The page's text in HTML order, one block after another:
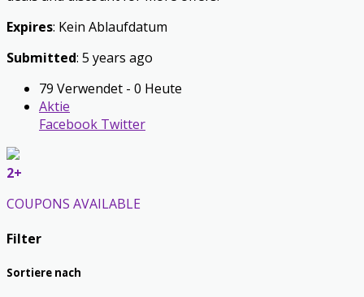
Expires: Kein Ablaufdatum
Submitted: 5 years ago
79 Verwendet - 0 Heute
Aktie
Facebook Twitter
2+
COUPONS AVAILABLE
Filter
Sortiere nach